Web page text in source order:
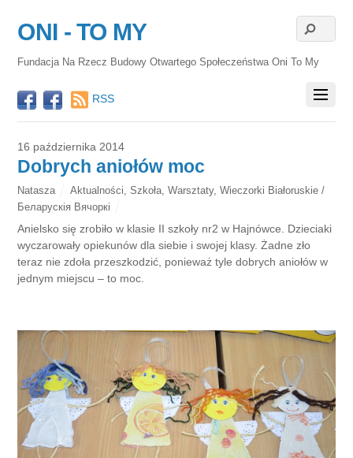
ONI - TO MY
Fundacja Na Rzecz Budowy Otwartego Społeczeństwa Oni To My
RSS
16 października 2014
Dobrych aniołów moc
Natasza Aktualności Szkoła Warsztaty, Wieczorki Białoruskie /
Беларускія Вячоркі
Anielsko się zrobiło w klasie II szkoły nr2 w Hajnówce. Dzieciaki
wyczarowały opiekunów dla siebie i swojej klasy. Żadne zło
teraz nie zdoła przeszkodzić, ponieważ tyle dobrych aniołów w
jednym miejscu – to moc.